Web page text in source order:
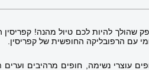
שהולך להיות לכם טיול מהנה! קפריסין
עם הרפובליקה החופשית של קפריסין.
עוצרי נשימה, חופים מרהיבים